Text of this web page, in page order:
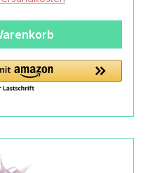
LIVING PUPPETS
PUPPETS
nicht
Hersteller
zur GPSR